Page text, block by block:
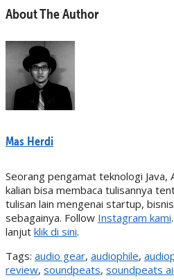
About The Author
Mas Herdi
Seorang pengamat teknologi Java,
kalian bisa membaca tulisannya
tulisan lain mengenai startup,
sebagainya. Follow Instagram kami
lanjut klik di sini.
Tags: audio gear, audiophile,
review, soundpeats, soundpeats